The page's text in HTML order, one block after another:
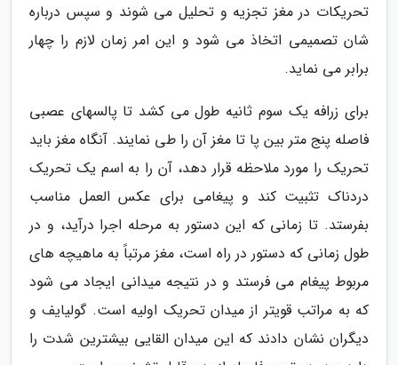
تحریکات در مغز تجزیه و تحلیل می شوند و سپس درباره
شان تصمیمی اتخاذ می شود و این امر زمان لازم را چهار
برابر می نماید.
برای زرافه یک سوم ثانیه طول می کشد تا پالسهای عصبی
فاصله پنج متر بین پا تا مغز آن را طی نمایند. آنگاه مغز باید
تحریک را مورد ملاحظه قرار دهد، آن را به اسم یک تحریک
دردناک تثبیت کند و پیغامی برای عکس العمل مناسب
بفرستد. تا زمانی که این دستور به مرحله اجرا درآید، و در
طول زمانی که دستور در راه است، مغز مرتباً به ماهیچه های
مربوط پیغام می فرستد و در نتیجه میدانی ایجاد می شود
که به مراتب قویتر از میدان تحریک اولیه است. گولیایف و
دیگران نشان دادند که این میدان القایی بیشترین شدت را